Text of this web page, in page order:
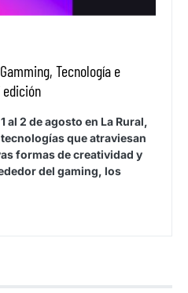
Tecnología e
edición
al 2 de agosto en La Rural,
que atraviesan
formas de creatividad y
del gaming, los